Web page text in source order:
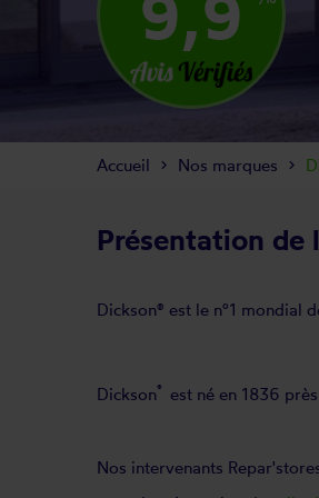
Présentation de
Dickson® est le n°1 mondial
Dickson® est né en 1836
Nos intervenants
Accueil Nos marques